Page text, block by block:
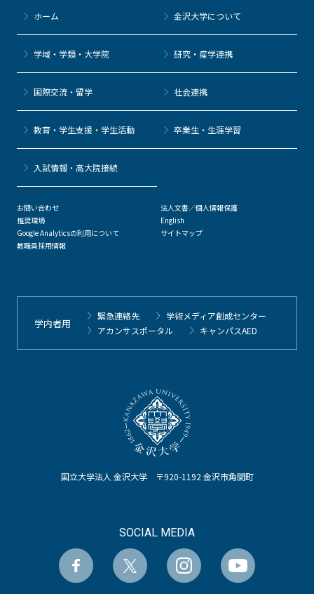
国立大学法人 金沢大学 〒920-1192 金沢市角間町
SOCIAL MEDIA
ホーム 金沢大学について
学域・学類・大学院 研究・産学連携
国際交流・留学 社会連携
教育・学生支援・学生活動 卒業生・生涯学習
⼊試情報・高大院接続
お問い合わせ
推奨環境
Google Analyticsの利用について
教職員採用情報
法人文書／個人情報保護
English
サイトマップ
学内者用
緊急連絡先
学術メディア創成センター
アカンサスポータル
キャンパスAED